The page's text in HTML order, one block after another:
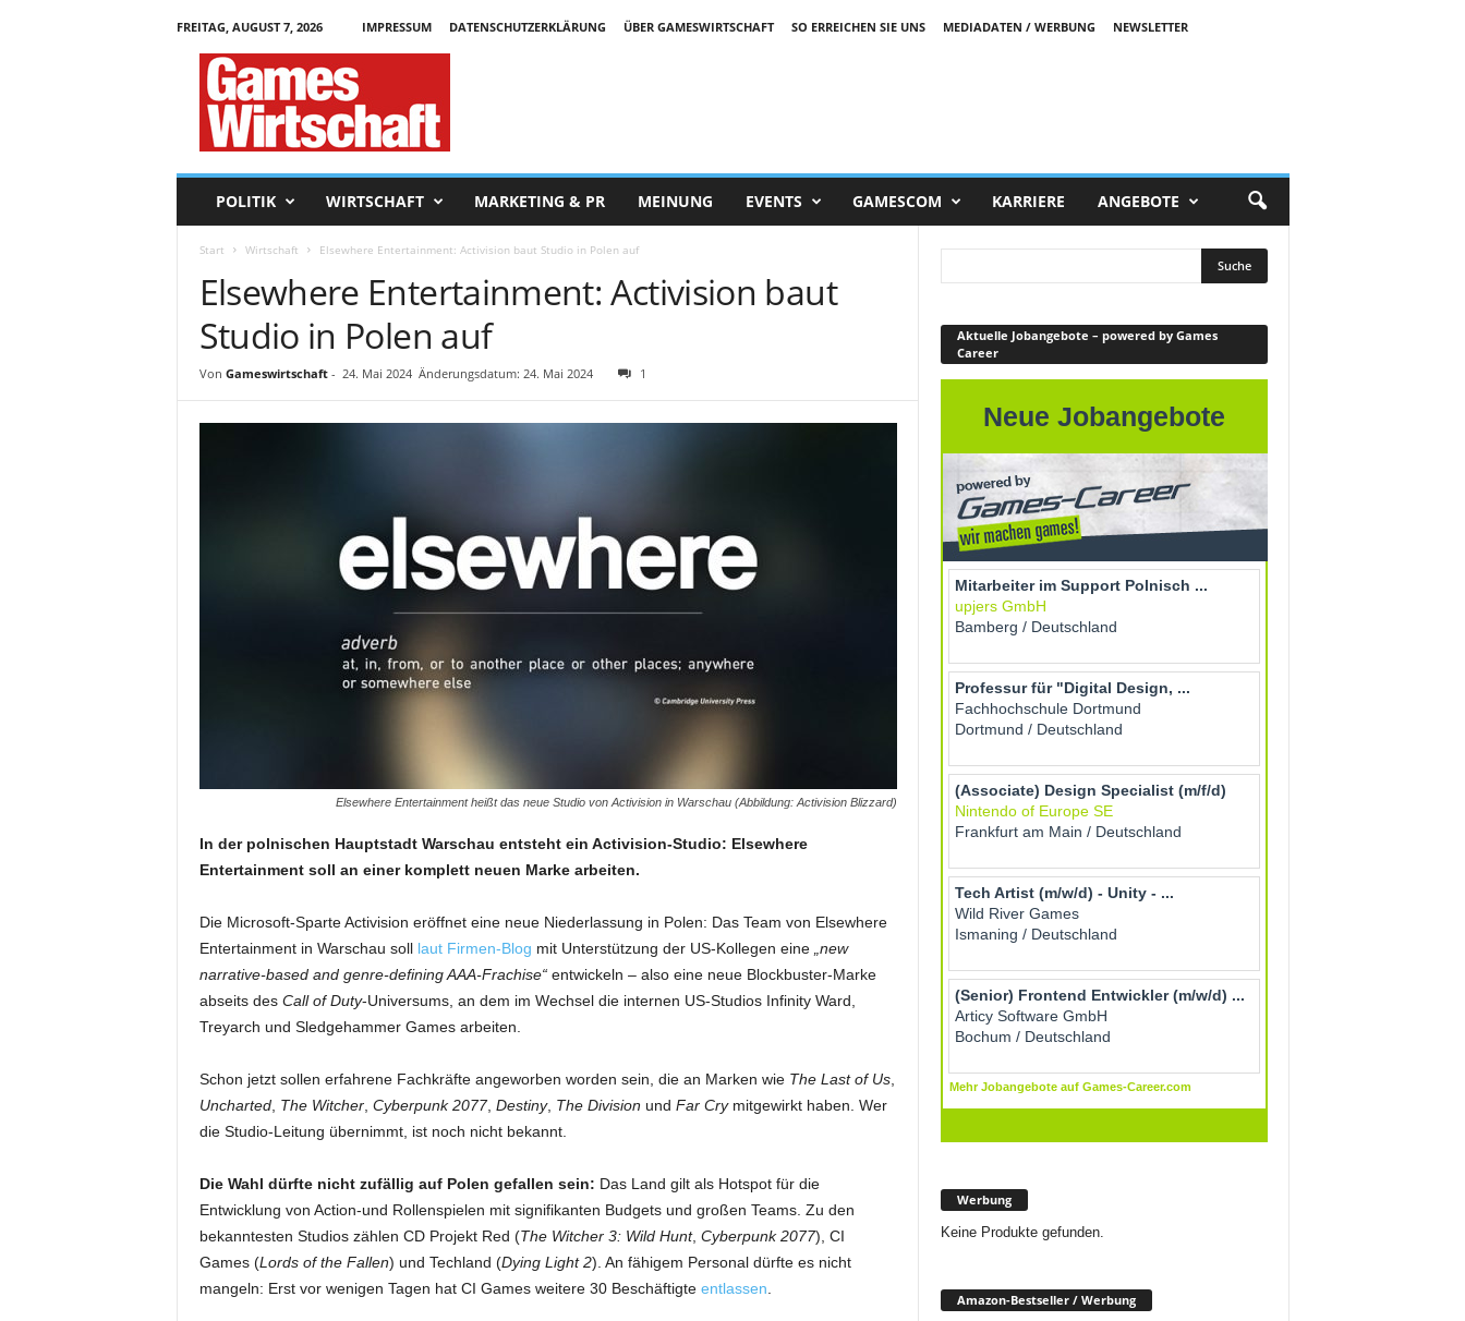
FREITAG, AUGUST 7, 2026 IMPRESSUM DATENSCHUTZERKLÄRUNG ÜBER GAMESWIRTSCHAFT SO ERREICHEN SIE UNS MEDIADATEN / WERBUNG
NEWSLETTER
POLITIK WIRTSCHAFT MARKETING & PR MEINUNG EVENTS GAMESCOM KARRIERE ANGEBOTE
Start Wirtschaft Elsewhere Entertainment: Activision baut Studio in Polen auf
Elsewhere Entertainment: Activision baut
Studio in Polen auf
Von Gameswirtschaft- 24. Mai 2024 Änderungsdatum: 24. Mai 2024 1
Elsewhere Entertainment heißt das neue Studio von Activision in Warschau (Abbildung: Activision Blizzard)
In der polnischen Hauptstadt Warschau entsteht ein Activision-Studio: Elsewhere
Entertainment soll an einer komplett neuen Marke arbeiten.
Die Microsoft-Sparte Activision eröffnet eine neue Niederlassung in Polen: Das Team von Elsewhere
Entertainment in Warschau soll laut Firmen-Blog mit Unterstützung der US-Kollegen eine„new
narrative-based and genre-defining AAA-Frachise“entwickeln – also eine neue Blockbuster-Marke
abseits des Call of Duty-Universums, an dem im Wechsel die internen US-Studios Infinity Ward,
Treyarch und Sledgehammer Games arbeiten.
Schon jetzt sollen erfahrene Fachkräfte angeworben worden sein, die an Marken wie The Last of Us,
Uncharted, The Witcher, Cyberpunk 2077, Destiny, The Division und Far Crymitgewirkt haben. Wer
die Studio-Leitung übernimmt, ist noch nicht bekannt.
Die Wahl dürfte nicht zufällig auf Polen gefallen sein: Das Land gilt als Hotspot für die
Entwicklung von Action-und Rollenspielen mit signifikanten Budgets und großen Teams. Zu den
bekanntesten Studios zählen CD Projekt Red (The Witcher 3: Wild Hunt, Cyberpunk 2077), CI
Games (Lords of the Fallen) und Techland (Dying Light 2). An fähigem Personal dürfte es nicht
mangeln: Erst vor wenigen Tagen hat CI Games weitere 30 Beschäftigte entlassen
Aktuelle Jobangebote – powered by Games
Career
Werbung
Keine Produkte gefunden.
Amazon-Bestseller / Werbung